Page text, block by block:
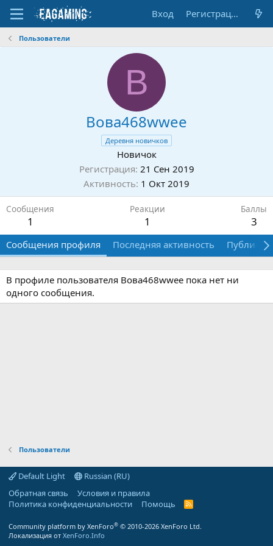
Вход Регистрация
Пользователи
В
Вова468wwee
Деревня новичков
Новичок
Регистрация 21 Сен 2019
Активность 1 Окт 2019
Сообщения
1
Реакции
1
Баллы
3
Сообщения профиля Последняя активность
В профиле пользователя Вова468wwee пока нет ни
одного сообщения.
Пользователи
Default Light
Russian (RU)
Обратная связь
Условия и правила
Политика конфиденциальности
Помощь
R
Community platform by XenForo® © 2010-2026 XenForo Ltd.
Локализация от XenForo.Info